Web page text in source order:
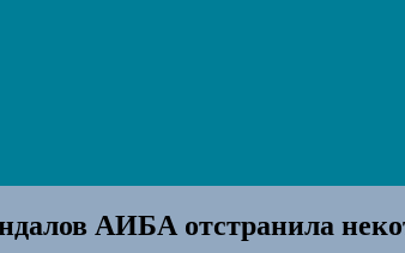
АИБА отстранила